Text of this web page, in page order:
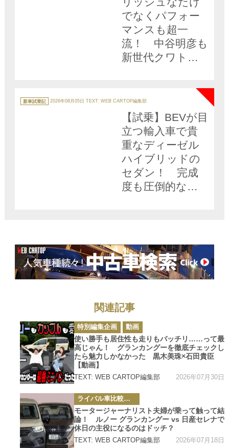
でなくパフォー
マンスも超一
流！ 中谷明彦も
新世代クワトロ
テ
ゴ
新車試乗記 2026年08月05日 TEXT: WEB CARTOP編集部
【試乗】BEVが目
立つ輸入車で貴
重なディーゼル
ハイブリッドの
セダン！ 完成
度も圧倒的な
択肢として要注
目!!
関連記事
カ
テ
ゴ
リ
ー
特別編集企画 動画
使い勝手も居住性も走りもバッチリ……って最
高じゃん！ グランカングーを徹底チェックし
たら魅力しかなかった 黒木美珠×石田貴臣
【動画】
TEXT: WEB CARTOP編集部 2026年07月30日
カ
テ
ゴ
リ
ー
ライバル車比較テスト
モータージャーナリスト夫婦が乗って触って結
論！ ルノー グランカングー vs 日産セレナで
休日の主役になるのはドッチ？
TEXT: WEB CARTOP編集部 2026年07月18日